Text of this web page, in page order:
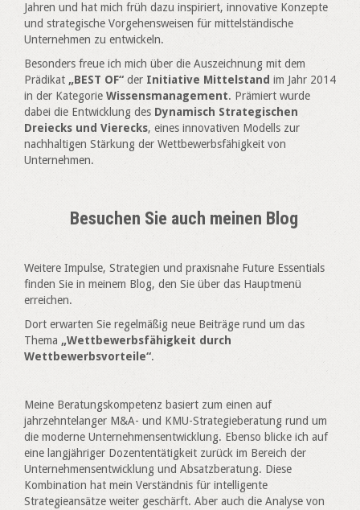
Jahren und hat mich früh dazu inspiriert, innovative Konzepte
und strategische Vorgehensweisen für mittelständische
Unternehmen zu entwickeln.
Besonders freue ich mich über die Auszeichnung mit dem
Prädikat „BEST OF“der Initiative Mittelstand im Jahr 2014
in der Kategorie Wissensmanagement. Prämiert wurde
dabei die Entwicklung des Dynamisch Strategischen
Dreiecks und Vierecks, eines innovativen Modells zur
nachhaltigen Stärkung der Wettbewerbsfähigkeit von
Unternehmen.
Besuchen Sie auch meinen Blog
Weitere Impulse, Strategien und praxisnahe Future Essentials
finden Sie in meinem Blog, den Sie über das Hauptmenü
erreichen.
Dort erwarten Sie regelmäßig neue Beiträge rund um das
Thema „Wettbewerbsfähigkeit durch
Wettbewerbsvorteile“.
Meine Beratungskompetenz basiert zum einen auf
jahrzehntelanger M&A- und KMU-Strategieberatung rund um
die moderne Unternehmensentwicklung. Ebenso blicke ich auf
eine langjähriger Dozententätigkeit zurück im Bereich der
Unternehmensentwicklung und Absatzberatung. Diese
Kombination hat mein Verständnis für intelligente
Strategieansätze weiter geschärft. Aber auch die Analyse von